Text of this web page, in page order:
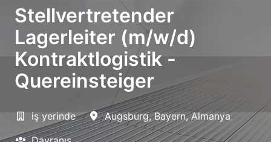
Stellvertretender
Lagerleiter (m/w/d)
Kontraktlogistik -
Quereinsteiger
iş yerinde Augsburg, Bayern, Almanya